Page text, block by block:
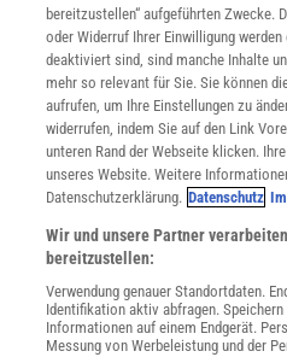
Datenschutz
Nutzungsbedingungen
Cookie-Einstellungen
Utiq verwalten
Nutzungsbasierte Onlinewerbung
Alle Artikel
Impressum
Angebote für Schulen
Angebote für Institutionen
Sprachen lernen mit Gymglish
Lexika
Für Spektrum schreiben
bereitzustellen“ aufgeführten Zwecke.
oder Widerruf Ihrer Einwilligung
deaktiviert sind, sind manche Inhalte
mehr so relevant für Sie. Sie können
aufrufen, um Ihre Einstellungen zu
widerrufen, indem Sie auf den Link
unteren Rand der Webseite klicken.
unseres Website. Weitere
Datenschutzerklärung. Datenschutz
Wir und unsere Partner
bereitzustellen:
Verwendung genauer Standortdaten.
Identifikation aktiv abfragen.
Informationen auf einem Endgerät.
Messung von Werbeleistung und der